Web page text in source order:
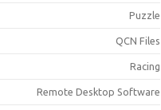
Puzzle
QCN Files
Racing
Remote Desktop Software